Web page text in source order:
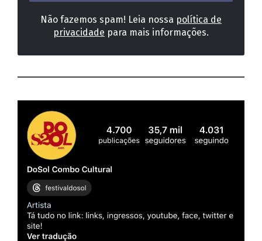
Não fazemos spam! Leia nossa política de
privacidade para mais informações.